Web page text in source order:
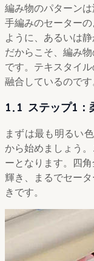
編み物のパターン
手編みのセーター
ように、あるいは
だからこそ、編み
です。テキスタイ
融合しているので
1.1 ステップ1：
まずは最も明るい
から始めましょう
ーとなります。四
輝き、まるでセー
きです。